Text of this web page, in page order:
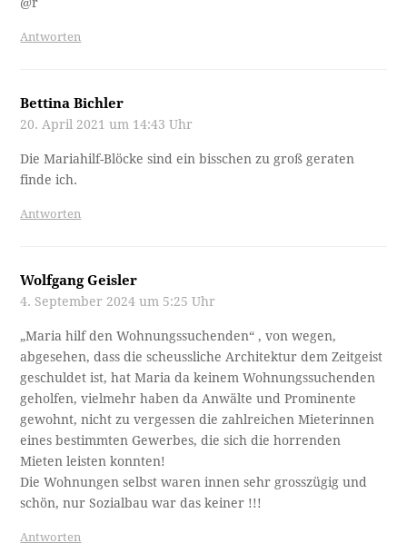
@r
Antworten
Bettina Bichler
20. April 2021 um 14:43 Uhr
Die Mariahilf-Blöcke sind ein bisschen zu groß geraten
finde ich.
Antworten
Wolfgang Geisler
4. September 2024 um 5:25 Uhr
„Maria hilf den Wohnungssuchenden“ , von wegen,
abgesehen, dass die scheussliche Architektur dem Zeitgeist
geschuldet ist, hat Maria da keinem Wohnungssuchenden
geholfen, vielmehr haben da Anwälte und Prominente
gewohnt, nicht zu vergessen die zahlreichen Mieterinnen
eines bestimmten Gewerbes, die sich die horrenden
Mieten leisten konnten!
Die Wohnungen selbst waren innen sehr grosszügig und
schön, nur Sozialbau war das keiner !!!
Antworten